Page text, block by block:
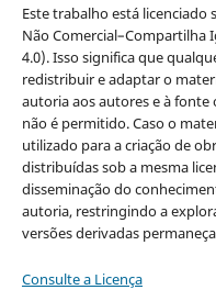
Este trabalho está licenciado
Não Comercial–Compartilha
4.0). Isso significa que
redistribuir e adaptar o
autoria aos autores e à
não é permitido. Caso o
utilizado para a criação de
distribuídas sob a mesma
disseminação do
autoria, restringindo a
versões derivadas
Consulte a Licença